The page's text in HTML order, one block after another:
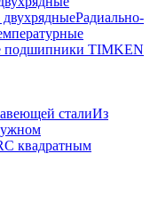
Радиально-
подшипники TIMKEN
сталиИз
С квадратным